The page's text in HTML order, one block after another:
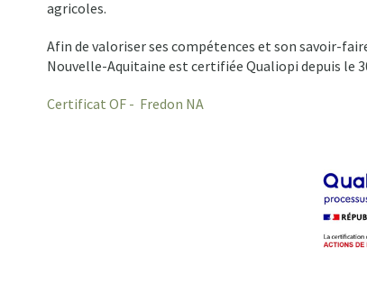
agricoles.
Afin de valoriser ses compétences et son savoir-
Nouvelle-Aquitaine est certifiée Qualiopi depuis le
Certificat OF - Fredon NA